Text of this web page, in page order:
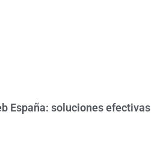
España: soluciones efectivas